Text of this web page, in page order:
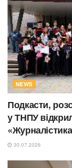
NEWS
Подкасти,
у ТНПУ
30.07.2026